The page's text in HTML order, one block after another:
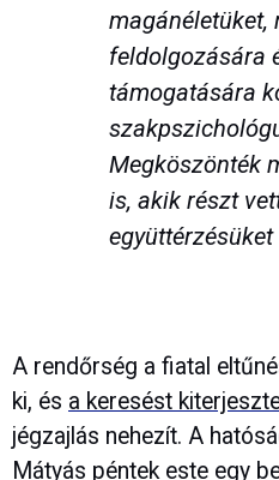
magánéletüket,
feldolgozására
támogatására
Megköszönték
is, akik részt
A rendőrség a fiatal
ki, és a keresést
jégzajlás nehezít. A
Mátyás péntek este egy